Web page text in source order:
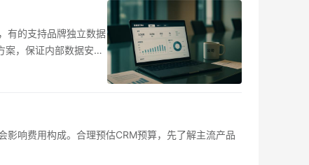
有的支持品牌独立数据
，保证内部数据安全
响费用构成。合理预估CRM预算，先了解主流产品